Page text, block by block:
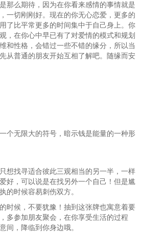
那么期待，因为在你看来感情的事情就是
一切刚刚好。现在的你无心恋爱，更多的
了比平常更多的时间集中于自己身上。你
，在你心中早已有了对爱情的模式和规划
和性格，会错过一些不错的缘分，所以当
从普通的朋友开始互相了解吧。随缘而安
个无限大的符号，暗示钱是能量的一种形
想找寻适合彼此三观相当的另一半，一样
好，可以说是在找另外一个自己！但是尴
的时候容易刺伤双方。
时候，不要犹豫！抽到这张牌也寓意着要
多参加朋友聚会，在你享受生活的过程
间，降临到你身边哦。